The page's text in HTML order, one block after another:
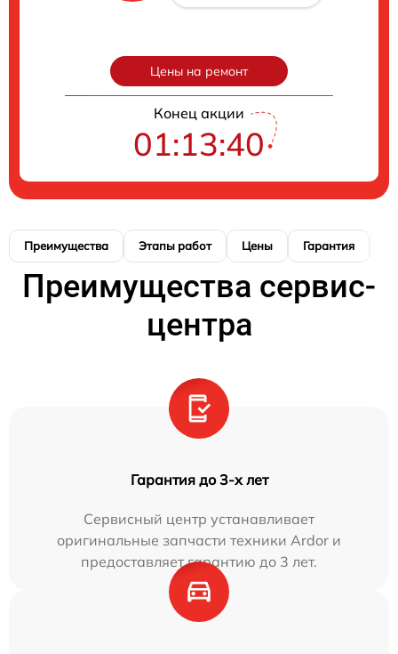
Цены на ремонт
Конец акции
01:13:40
Преимущества Этапы работ Цены Гарантия
Преимущества сервис-
центра
Гарантия до 3-х лет
Сервисный центр устанавливает
оригинальные запчасти техники Ardor и
предоставляет гарантию до 3 лет.